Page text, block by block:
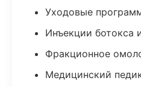
Уходовые
Инъекции ботокса
Фракционное
Медицинский